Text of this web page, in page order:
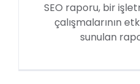
SEO raporu, bir
çalışmalarının
sunulan